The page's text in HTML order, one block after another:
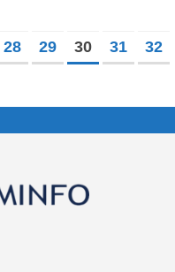
28 29 30 31
32